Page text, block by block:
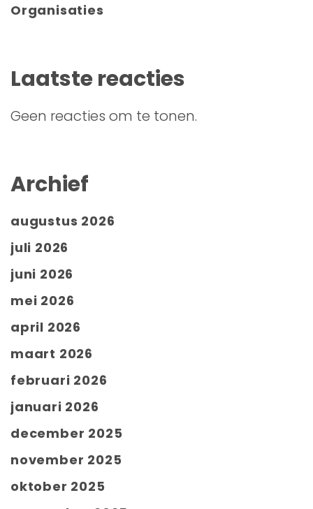
Organisaties
Laatste reacties
Geen reacties om te tonen.
Archief
augustus 2026
juli 2026
juni 2026
mei 2026
april 2026
maart 2026
februari 2026
januari 2026
december 2025
november 2025
oktober 2025